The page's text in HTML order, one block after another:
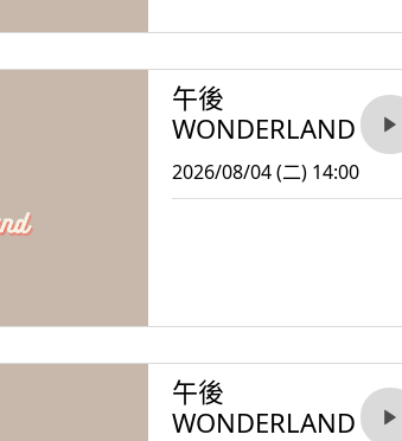
午後
WONDERLAND
2026/08/04 (二) 14:00
午後
WONDERLAND